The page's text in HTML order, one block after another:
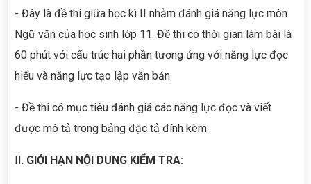
- Đây là đề thi giữa học kì II nhằm đánh giá năng lực môn
Ngữ văn của học sinh lớp 11. Đề thi có thời gian làm bài là
60 phút với cấu trúc hai phần tương ứng với năng lực đọc
hiểu và năng lực tạo lập văn bản.
- Đề thi có mục tiêu đánh giá các năng lực đọc và viết
được mô tả trong bảng đặc tả đính kèm.
II. GIỚI HẠN NỘI DUNG KIỂM TRA: